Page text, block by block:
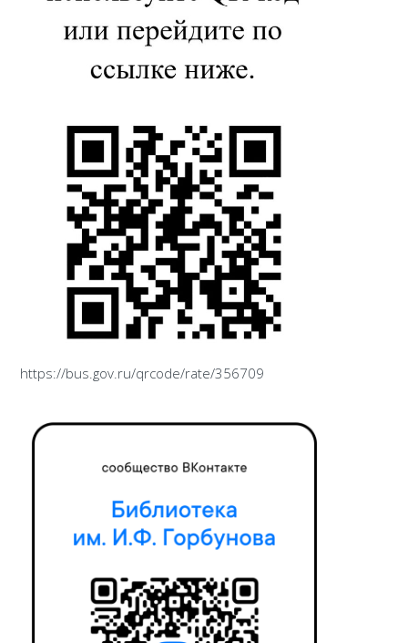
https://bus.gov.ru/qrcode/rate/356709